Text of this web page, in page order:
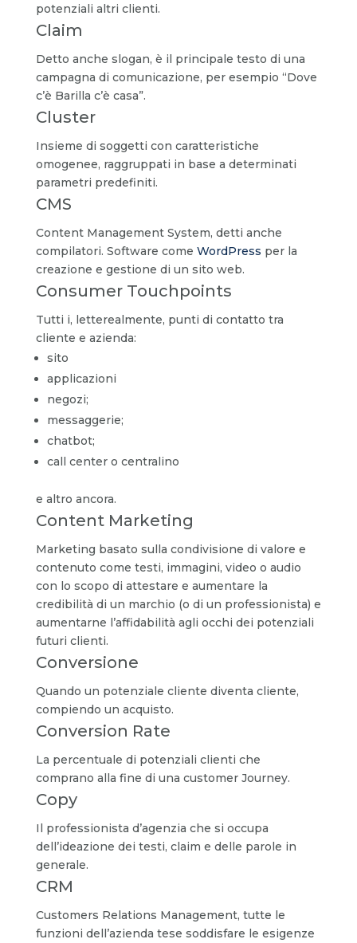
potenziali altri clienti.
Claim
Detto anche slogan, è il principale testo di una
campagna di comunicazione, per esempio “Dove
c’è Barilla c’è casa”.
Cluster
Insieme di soggetti con caratteristiche
omogenee, raggruppati in base a determinati
parametri predefiniti.
CMS
Content Management System, detti anche
compilatori. Software come WordPress per la
creazione e gestione di un sito web.
Consumer Touchpoints
Tutti i, letterealmente, punti di contatto tra
cliente e azienda:
sito
applicazioni
negozi;
messaggerie;
chatbot;
call center o centralino
e altro ancora.
Content Marketing
Marketing basato sulla condivisione di valore e
contenuto come testi, immagini, video o audio
con lo scopo di attestare e aumentare la
credibilità di un marchio (o di un professionista) e
aumentarne l’affidabilità agli occhi dei potenziali
futuri clienti.
Conversione
Quando un potenziale cliente diventa cliente,
compiendo un acquisto.
Conversion Rate
La percentuale di potenziali clienti che
comprano alla fine di una customer Journey.
Copy
Il professionista d’agenzia che si occupa
dell’ideazione dei testi, claim e delle parole in
generale.
CRM
Customers Relations Management, tutte le
funzioni dell’azienda tese soddisfare le esigenze